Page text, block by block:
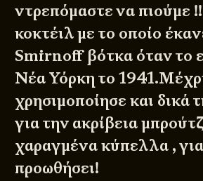
ντρεπόμαστε να πιούμε
κοκτέιλ με το οποίο
Smirnoff βότκα όταν το
Νέα Υόρκη το
χρησιμοποίησε και δικά
για την ακρίβεια
χαραγμένα κύπελλα ,
προωθήσει!